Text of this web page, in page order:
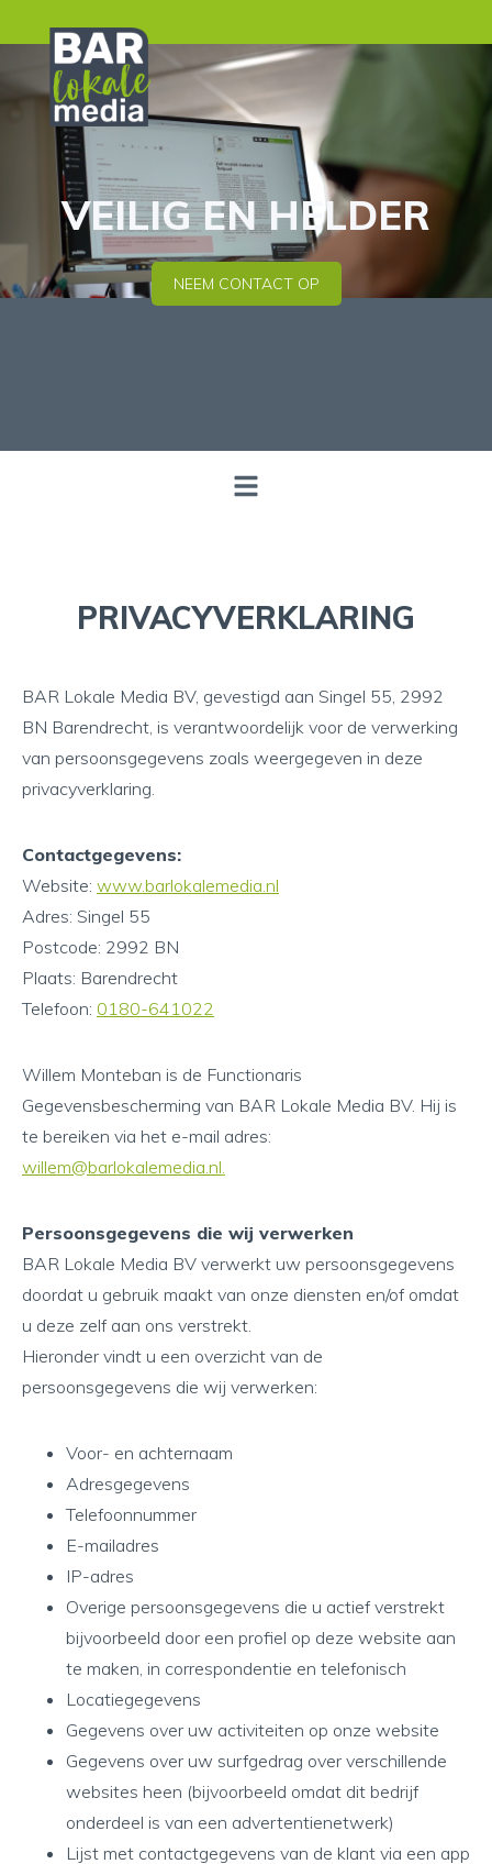
VEILIG EN HELDER
NEEM CONTACT OP
PRIVACYVERKLARING
BAR Lokale Media BV, gevestigd aan Singel 55, 2992
BN Barendrecht, is verantwoordelijk voor de verwerking
van persoonsgegevens zoals weergegeven in deze
privacyverklaring.
Contactgegevens:
Website: www.barlokalemedia.nl
Adres: Singel 55
Postcode: 2992 BN
Plaats: Barendrecht
Telefoon: 0180-641022
Willem Monteban is de Functionaris
Gegevensbescherming van BAR Lokale Media BV. Hij is
te bereiken via het e-mail adres:
willem@barlokalemedia.nl.
Persoonsgegevens die wij verwerken
BAR Lokale Media BV verwerkt uw persoonsgegevens
doordat u gebruik maakt van onze diensten en/of omdat
u deze zelf aan ons verstrekt.
Hieronder vindt u een overzicht van de
persoonsgegevens die wij verwerken:
Voor- en achternaam
Adresgegevens
Telefoonnummer
E-mailadres
IP-adres
Overige persoonsgegevens die u actief verstrekt
bijvoorbeeld door een profiel op deze website aan
te maken, in correspondentie en telefonisch
Locatiegegevens
Gegevens over uw activiteiten op onze website
Gegevens over uw surfgedrag over verschillende
websites heen (bijvoorbeeld omdat dit bedrijf
onderdeel is van een advertentienetwerk)
Lijst met contactgegevens van de klant via een app